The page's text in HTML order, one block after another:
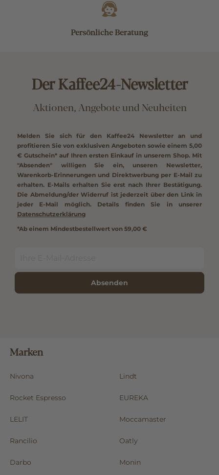
Persönliche Beratung
Der Kaffee24-Newsletter
Aktionen, Angebote und Neuheiten
Melden Sie sich für den Kaffee24 Newsletter an und
profitieren Sie von exklusiven Angeboten sowie einem 5,00
€ Gutschein* auf Ihren ersten Einkauf in unserem Shop. Mit
"Absenden" willigen Sie ein, unseren Newsletter,
Warenkorb-Erinnerungen und Direktwerbung per E-Mail zu
erhalten. E-Mails erhalten Sie erst nach Ihrer Bestätigung.
Die Abmeldung/der Widerruf ist jederzeit über den Link in
jeder E-Mail möglich. Details finden Sie in unserer
Datenschutzerklärung
*Ab einem Mindestbestellwert von 59,00 €
Absenden
Marken
Nivona Lindt
Rocket Espresso EUREKA
LELIT Moccamaster
Rancilio Oatly
Darbo Monin